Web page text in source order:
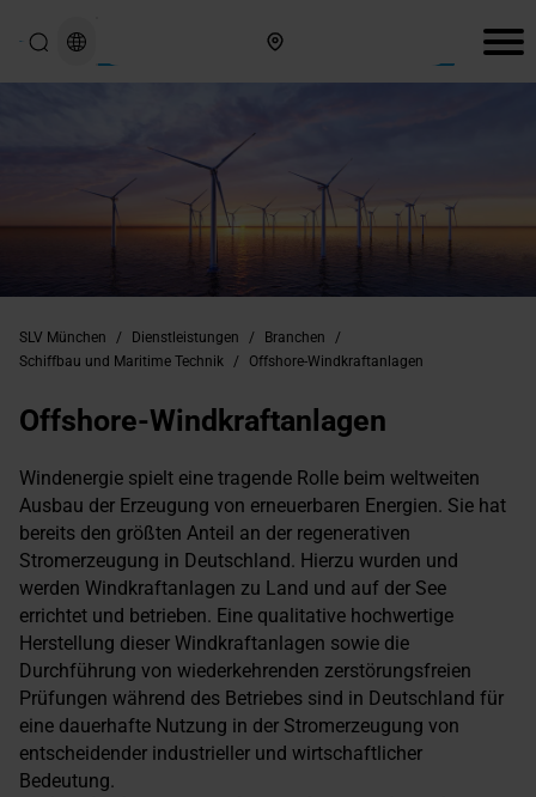
SLV München / Dienstleistungen / Branchen
/
Schiffbau und Maritime Technik
/ Offshore-Windkraftanlagen
Offshore-Windkraftanlagen
Windenergie spielt eine tragende Rolle beim weltweiten
Ausbau der Erzeugung von erneuerbaren Energien. Sie hat
bereits den größten Anteil an der regenerativen
Stromerzeugung in Deutschland. Hierzu wurden und
werden Windkraftanlagen zu Land und auf der See
errichtet und betrieben. Eine qualitative hochwertige
Herstellung dieser Windkraftanlagen sowie die
Durchführung von wiederkehrenden zerstörungsfreien
Prüfungen während des Betriebes sind in Deutschland für
eine dauerhafte Nutzung in der Stromerzeugung von
entscheidender industrieller und wirtschaftlicher
Bedeutung.